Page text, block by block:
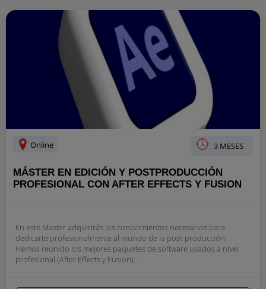
Online 3 MESES
MÁSTER EN EDICIÓN Y POSTPRODUCCIÓN
PROFESIONAL CON AFTER EFFECTS Y FUSION
En este Master adquirirás los conocimientos necesarios para
dedicarte profesionalmente al mundo de la post-producción.
Hemos reunido los mejores paquetes de software usados a nivel
profesional (After Effects y Fusion)...